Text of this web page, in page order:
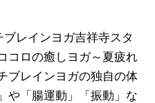
レインヨガ吉祥寺スタ
コロの癒しヨガ～夏疲れ
ブレインヨガの独自の体
や「腸運動」「振動」な